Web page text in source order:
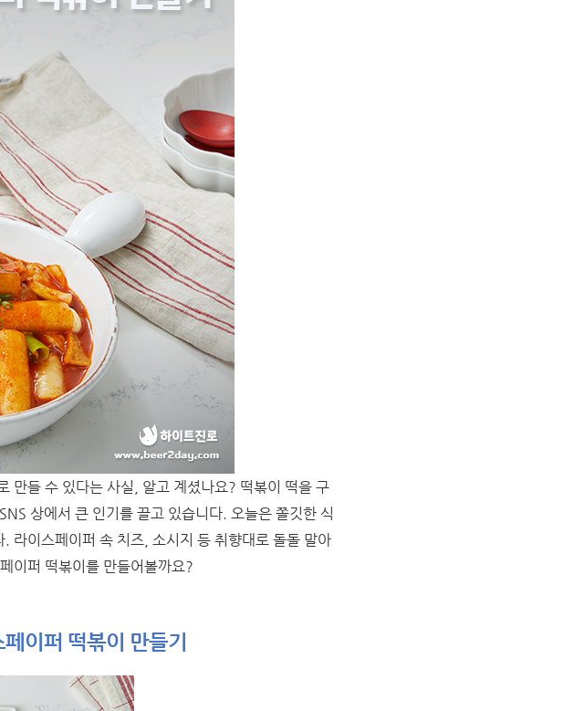
만들 수 있다는 사실, 알고 계셨나요? 떡볶이 떡을 구
상에서 큰 인기를 끌고 있습니다. 오늘은 쫄깃한 식
라이스페이퍼 속 치즈, 소시지 등 취향대로 돌돌 말아
이퍼 떡볶이를 만들어볼까요?
이퍼 떡볶이 만들기